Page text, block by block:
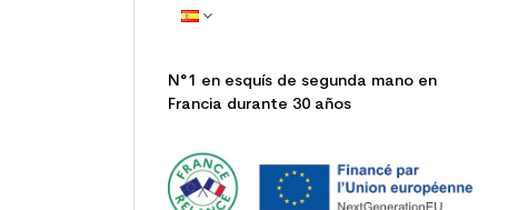
N°1 en esquís de segunda mano en
Francia durante 30 años